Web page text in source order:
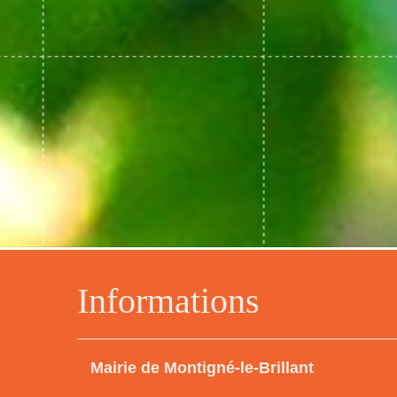
Informations
Mairie de Montigné-le-Brillant